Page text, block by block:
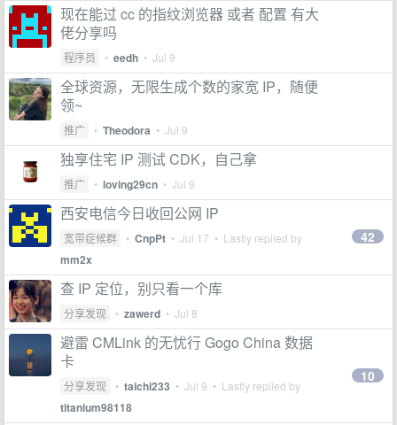
现在能过 cc 的指纹浏览器 或者 配置 有大
佬分享吗
程序员 • eedh • Jul 9
全球资源，无限生成个数的家宽 IP，随便
领~
推广 • Theodora • Jul 9
独享住宅 IP 测试 CDK，自己拿
推广 • loving29cn • Jul 9
西安电信今日收回公网 IP
宽带症候群 • CnpPt • Jul 17 • Lastly replied by
mm2x
42
查 IP 定位，别只看一个库
分享发现 • zawerd • Jul 8
避雷 CMLink 的无忧行 Gogo China 数据
卡
分享发现 • taichi233 • Jul 9 • Lastly replied by
titanium98118
10